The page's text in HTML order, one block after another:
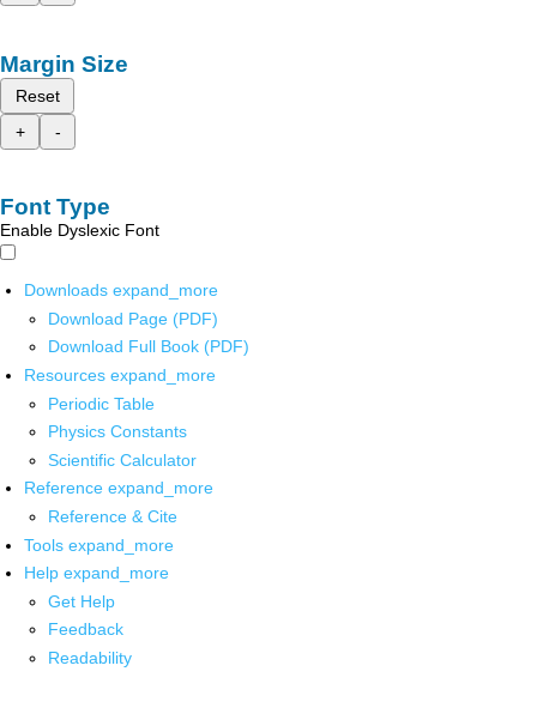
Margin Size
Reset
+
-
Font Type
Enable Dyslexic Font
Downloads expand_more
Download Page (PDF)
Download Full Book (PDF)
Resources expand_more
Periodic Table
Physics Constants
Scientific Calculator
Reference expand_more
Reference & Cite
Tools expand_more
Help expand_more
Get Help
Feedback
Readability